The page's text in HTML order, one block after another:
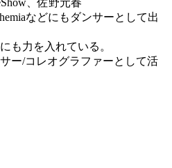
、佐野元春
などにもダンサーとして出
も力を入れている。
ー/コレオグラファーとして活